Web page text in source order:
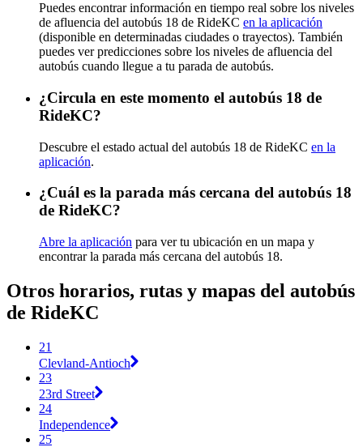
Puedes encontrar información en tiempo real sobre los niveles
de afluencia del autobús 18 de RideKC en la aplicación
(disponible en determinadas ciudades o trayectos). También
puedes ver predicciones sobre los niveles de afluencia del
autobús cuando llegue a tu parada de autobús.
¿Circula en este momento el autobús 18 de
RideKC?
Descubre el estado actual del autobús 18 de RideKC en la
aplicación.
¿Cuál es la parada más cercana del autobús 18
de RideKC?
Abre la aplicación para ver tu ubicación en un mapa y
encontrar la parada más cercana del autobús 18.
Otros horarios, rutas y mapas del autobús
de RideKC
21
Clevland-Antioch
23
23rd Street
24
Independence
25